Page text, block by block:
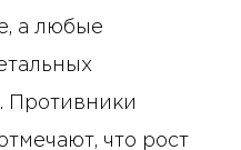
а любые
Противники
что рост